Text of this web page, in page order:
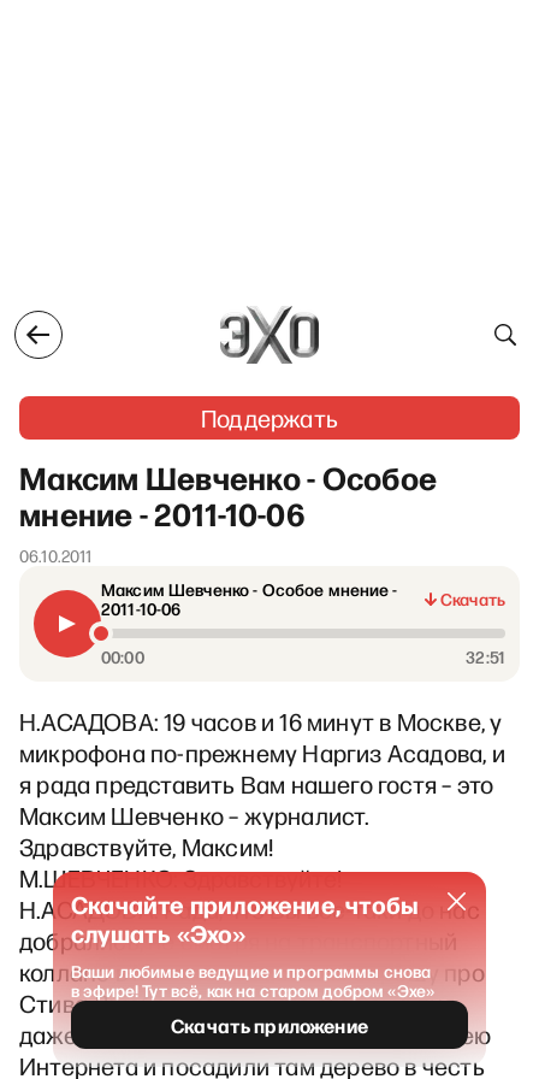
Поддержать
Максим Шевченко - Особое
мнение - 2011-10-06
06.10.2011
Максим Шевченко - Особое мнение -
2011-10-06
Скачать
00:00 32:51
Н.АСАДОВА: 19 часов и 16 минут в Москве, у
микрофона по-прежнему Наргиз Асадова, и
я рада представить Вам нашего гостя – это
Максим Шевченко – журналист.
Здравствуйте, Максим!
М.ШЕВЧЕНКО: Здравствуйте!
Н.АСАДОВА: Рада, что Вы все-таки до нас
добрались, не смотря на транспортный
коллапс в Москве. Я Вас тоже спрошу про
Стива Джобса, потому что это тема дня,
даже в Санкт-Петербурге заложили аллею
Интернета и посадили там дерево в честь
Скачайте приложение, чтобы
слушать «Эхо»
Ваши любимые ведущие и программы снова
в эфире! Тут всё, как на старом добром «Эхе»
Скачать приложение